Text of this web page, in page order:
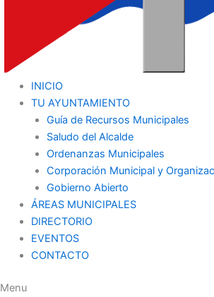
INICIO
TU AYUNTAMIENTO
Guía de Recursos Municipales
Saludo del Alcalde
Ordenanzas Municipales
Corporación Municipal y
Gobierno Abierto
ÁREAS MUNICIPALES
DIRECTORIO
EVENTOS
CONTACTO
Menu